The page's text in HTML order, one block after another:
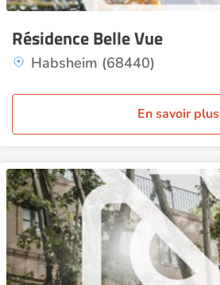
Résidence Belle Vue
Habsheim (68440)
En savoir plus